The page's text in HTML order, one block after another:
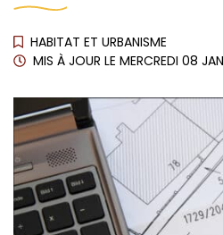
HABITAT ET URBANISME
MIS À JOUR LE MERCREDI 08